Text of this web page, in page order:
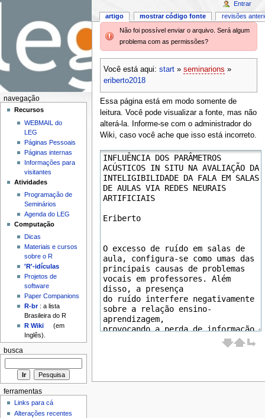
Não foi possível enviar o arquivo. Será algum
problema com as permissões?
Você está aqui: start» seminarions »
eriberto2018
Essa página está em modo somente de
leitura. Você pode visualizar a fonte, mas não
alterá-la. Informe-se com o administrador do
Wiki, caso você ache que isso está incorreto.
artigo mostrar código fonte revisões
Entrar
navegação
Recursos
WEBMAIL do
LEG
Páginas Pessoais
Páginas internas
Informações para
visitantes
Atividades
Programação de
Seminários
Agenda do LEG
Computação
Dicas
Materiais e cursos
sobre o R
'R'-idículas
Projetos de
software
Paper Companions
R-br: a lista
Brasileira do R
R Wiki
(em
Inglês).
busca
ferramentas
Links para cá
Alterações recentes